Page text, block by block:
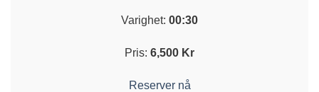
Varighet: 00:30
Pris: 6,500 Kr
Reserver nå